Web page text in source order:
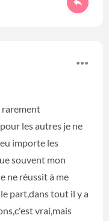
rarement
les autres je ne
importe les
souvent mon
ne réussit à me
part,dans tout il y a
vrai,mais